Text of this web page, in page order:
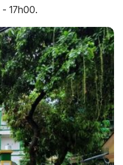
- 17h00.